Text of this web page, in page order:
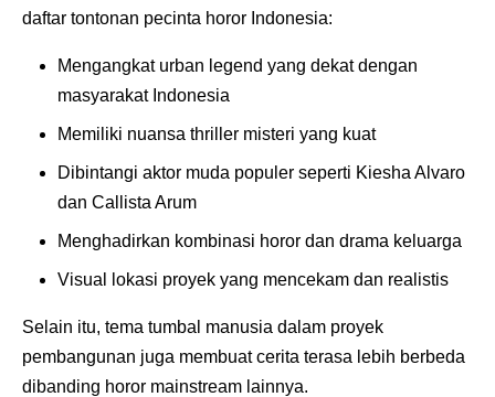
daftar tontonan pecinta horor Indonesia:
Mengangkat urban legend yang dekat dengan
masyarakat Indonesia
Memiliki nuansa thriller misteri yang kuat
Dibintangi aktor muda populer seperti Kiesha Alvaro
dan Callista Arum
Menghadirkan kombinasi horor dan drama keluarga
Visual lokasi proyek yang mencekam dan realistis
Selain itu, tema tumbal manusia dalam proyek
pembangunan juga membuat cerita terasa lebih berbeda
dibanding horor mainstream lainnya.